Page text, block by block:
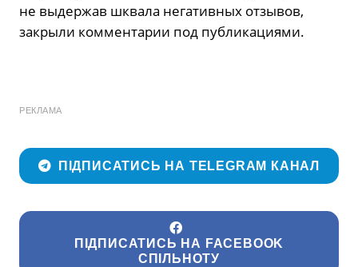
не выдержав шквала негативных отзывов,
закрыли комментарии под публикациями.
РЕКЛАМА
ПІДПИСАТИСЬ НА TELEGRAM КАНАЛ
ПІДПИСАТИСЬ НА FACEBOOK
СПІЛЬНОТУ